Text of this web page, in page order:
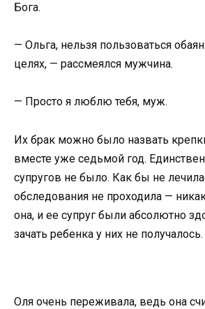
Бога.
— Ольга, нельзя пользоваться
целях, — рассмеялся мужчина.
— Просто я люблю тебя, муж.
Их брак можно было назвать
вместе уже седьмой год.
супругов не было. Как бы не
обследования не проходила —
она, и ее супруг были абсолютно
зачать ребенка у них не получалось.
Оля очень переживала, ведь она